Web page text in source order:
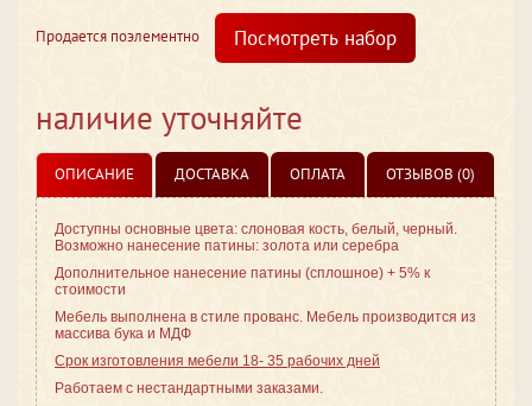
Продается поэлементно Посмотреть набор
наличие уточняйте
ОПИСАНИЕ ДОСТАВКА ОПЛАТА ОТЗЫВОВ (0)
Доступны основные цвета: слоновая кость, белый, черный.
Возможно нанесение патины: золота или серебра
Дополнительное нанесение патины (сплошное) + 5% к
стоимости
Мебель выполнена в стиле прованс. Мебель производится из
массива бука и МДФ
Срок изготовления мебели 18- 35 рабочих дней
Работаем с нестандартными заказами.